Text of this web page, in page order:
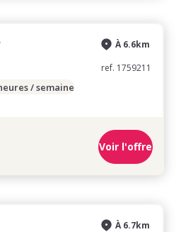
À 6.6km
ref. 1759211
/ semaine
Voir l'offre
À 6.7km